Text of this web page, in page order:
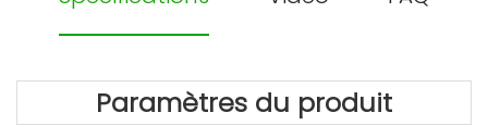
Paramètres du produit